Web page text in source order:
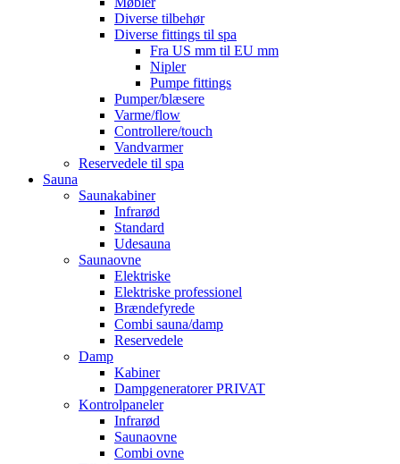
Diverse tilbehør
Diverse fittings til spa
Fra US mm til EU mm
Nipler
Pumpe fittings
Pumper/blæsere
Varme/flow
Controllere/touch
Vandvarmer
Reservedele til spa
Sauna
Saunakabiner
Infrarød
Standard
Udesauna
Saunaovne
Elektriske
Elektriske professionel
Brændefyrede
Combi sauna/damp
Reservedele
Damp
Kabiner
Dampgeneratorer PRIVAT
Kontrolpaneler
Infrarød
Saunaovne
Combi ovne